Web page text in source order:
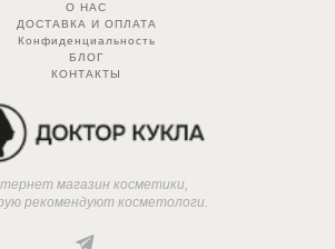
О НАС
ДОСТАВКА И ОПЛАТА
Конфиденциальность
БЛОГ
КОНТАКТЫ
магазин косметики,
рекомендуют косметологи.